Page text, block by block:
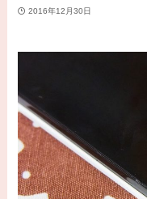
2016年12月30日